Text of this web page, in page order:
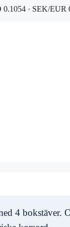
0.1054 · SEK/EUR
4 bokstäver.